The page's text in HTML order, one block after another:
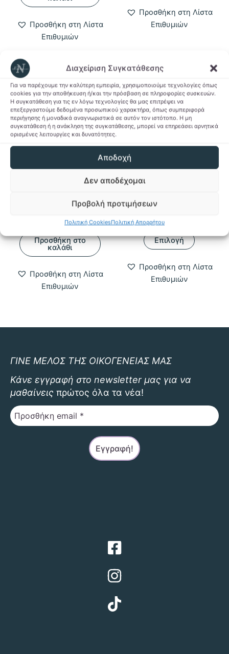
Διαχείριση Συγκατάθεσης
Για να παρέχουμε την καλύτερη εμπειρία, χρησιμοποιούμε τεχνολογίες όπως
cookies για την αποθήκευση ή/και την πρόσβαση σε πληροφορίες συσκευών.
Η συγκατάθεση για τις εν λόγω τεχνολογίες θα μας επιτρέψει να
επεξεργαστούμε δεδομένα προσωπικού χαρακτήρα, όπως συμπεριφορά
περιήγησης ή μοναδικά αναγνωριστικά σε αυτόν τον ιστότοπο. Η μη
συγκατάθεση ή η ανάκληση της συγκατάθεσης, μπορεί να επηρεάσει αρνητικά
ορισμένες λειτουργίες και δυνατότητες.
Αποδοχή
Δεν αποδέχομαι
Προβολή προτιμήσεων
Πολιτική CookiesΠολιτική Απορρήτου
Προσθήκη στη Λίστα
Επιθυμιών
Προσθήκη στη Λίστα
Επιθυμιών
-64%
-64%
Kawaii & Fandom Gifts
Original
price
was:
2,50 €.
0,90€ Η
τρέχουσα
τιμή
είναι:
0,90 €.
Προσθήκη στο
καλάθι
Προσθήκη στη Λίστα
Επιθυμιών
-37%
-37%
Never Stop Dreaming
6,90€
6,90 €
through
Επιλογή
το
έχει
Προσθήκη στη Λίστα
Επιθυμιών
ΓΙΝΕ ΜΕΛΟΣ ΤΗΣ ΟΙΚΟΓΕΝΕΙΑΣ ΜΑΣ
Κάνε εγγραφή στο newsletter μας για να
μαθαίνεις πρώτος όλα τα νέα!